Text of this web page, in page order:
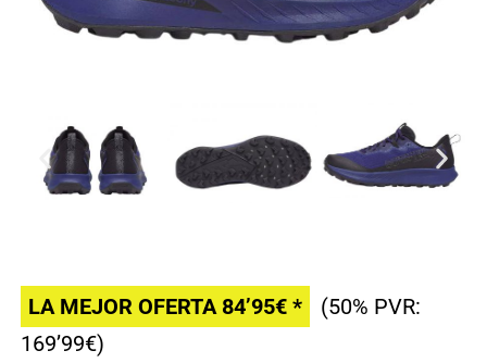
LA MEJOR OFERTA 84’95€ *
(50% PVR:
169’99€)